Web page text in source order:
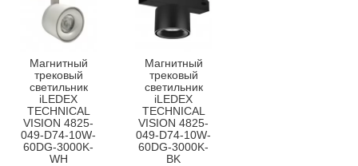
Магнитный
трековый
светильник
iLEDEX
TECHNICAL
VISION 4825-
049-D74-10W-
60DG-3000K-
WH
Магнитный
трековый
светильник
iLEDEX
TECHNICAL
VISION 4825-
049-D74-10W-
60DG-3000K-
BK